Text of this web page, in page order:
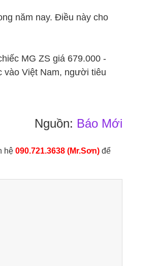
năm nay. Điều này cho
MG ZS giá 679.000 -
vào Việt Nam, người tiêu
Nguồn: Báo Mới
hệ 090.721.3638 (Mr.Sơn) để